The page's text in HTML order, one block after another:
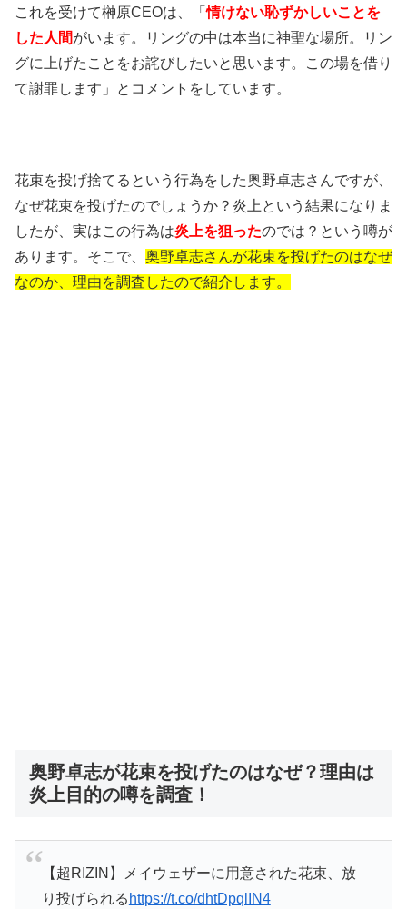
これを受けて榊原CEOは、「情けない恥ずかしいことを
した人間がいます。リングの中は本当に神聖な場所。リン
グに上げたことをお詫びしたいと思います。この場を借り
て謝罪します」とコメントをしています。
花束を投げ捨てるという行為をした奥野卓志さんですが、
なぜ花束を投げたのでしょうか？炎上という結果になりま
したが、実はこの行為は炎上を狙ったのでは？という噂が
あります。そこで、 奥野卓志さんが花束を投げたのはなぜ
なのか、理由を調査したので紹介します。
奥野卓志が花束を投げたのはなぜ？理由は
炎上目的の噂を調査！
【超RIZIN】メイウェザーに用意された花束、放
り投げられる https://t.co/dhtDpqlIN4